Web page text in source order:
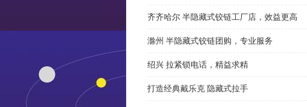
齐齐哈尔 半隐藏式铰链工厂店，效益更高
滁州 半隐藏式铰链团购，专业服务
绍兴 拉紧锁电话，精益求精
打造经典戴乐克 隐藏式拉手